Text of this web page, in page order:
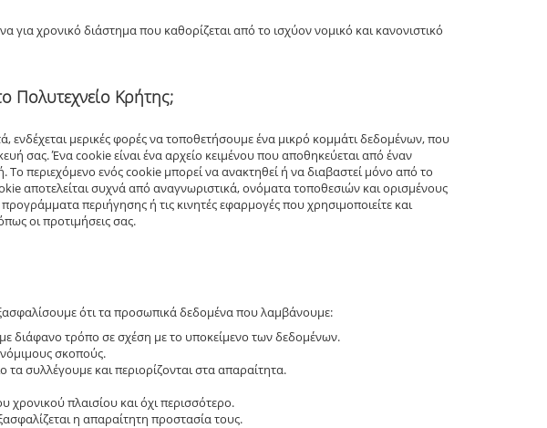
χρονικό διάστημα που καθορίζεται από το ισχύον νομικό και κανονιστικό
Πολυτεχνείο Κρήτης;
ενδέχεται μερικές φορές να τοποθετήσουμε ένα μικρό κομμάτι δεδομένων, που
σας. Ένα cookie είναι ένα αρχείο κειμένου που αποθηκεύεται από έναν
Το περιεχόμενο ενός cookie μπορεί να ανακτηθεί ή να διαβαστεί μόνο από το
αποτελείται συχνά από αναγνωριστικά, ονόματα τοποθεσιών και ορισμένους
περιήγησης ή τις κινητές εφαρμογές που χρησιμοποιείτε και
οι προτιμήσεις σας.
ότι τα προσωπικά δεδομένα που λαμβάνουμε:
διάφανο τρόπο σε σχέση με το υποκείμενο των δεδομένων.
νόμιμους σκοπούς.
τα συλλέγουμε και περιορίζονται στα απαραίτητα.
χρονικού πλαισίου και όχι περισσότερο.
η απαραίτητη προστασία τους.